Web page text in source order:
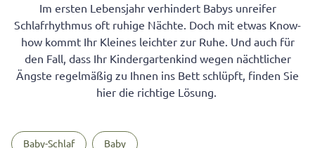
Im ersten Lebensjahr verhindert Babys unreifer
Schlafrhythmus oft ruhige Nächte. Doch mit etwas Know-
how kommt Ihr Kleines leichter zur Ruhe. Und auch für
den Fall, dass Ihr Kindergartenkind wegen nächtlicher
Ängste regelmäßig zu Ihnen ins Bett schlüpft, finden Sie
hier die richtige Lösung.
Baby-Schlaf Baby